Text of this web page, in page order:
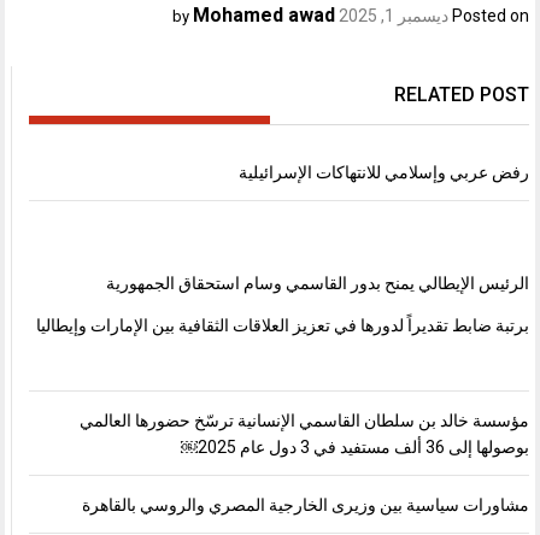
Posted on ديسمبر 1, 2025 Mohamed awad
RELATED POST
رفض عربي وإسلامي للانتهاكات الإسرائيلية
الرئيس الإيطالي يمنح بدور القاسمي وسام استحقاق الجمهورية
برتبة ضابط تقديراً لدورها في تعزيز العلاقات الثقافية بين الإمارات وإيطاليا
مؤسسة خالد بن سلطان القاسمي الإنسانية ترسّخ حضورها العالمي
بوصولها إلى 36 ألف مستفيد في 3 دول عام 2025￼
مشاورات سياسية بين وزيرى الخارجية المصري والروسي بالقاهرة